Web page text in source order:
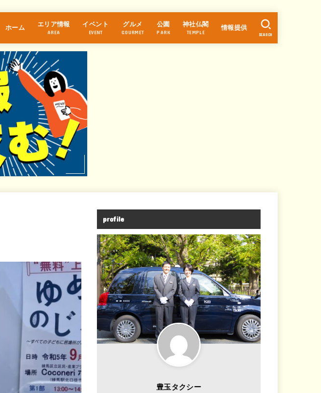
ホーム エリア情報
AREA
江古田
桜台
練馬
中村橋
富士見台
石神井公園
大泉学園
保谷
氷川台
光が丘
東武練馬
上井草
イベント
EVENT
グルメ
GOURMET
公園
PARK
神社仏閣
TEMPLE
情報提供
SEARCH
profile
豊玉タクシー